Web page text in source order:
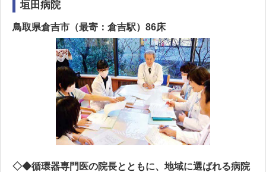
垣田病院
鳥取県倉吉市（最寄：倉吉駅）86床
◇◆循環器専門医の院長とともに、地域に選ばれる病院